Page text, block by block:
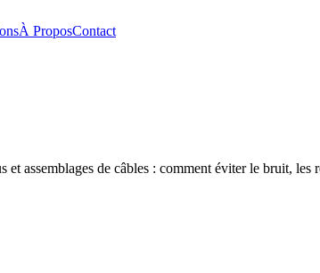
À ProposContact
assemblages de câbles : comment éviter le bruit, les